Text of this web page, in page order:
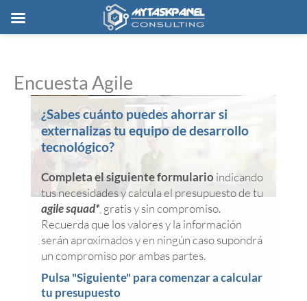
Encuesta Agile
¿Sabes cuánto puedes ahorrar si
externalizas tu equipo de desarrollo
tecnológico?
Completa el siguiente formulario indicando
tus necesidades y calcula el presupuesto de tu
agile squad*, gratis y sin compromiso.
Recuerda que los valores y la información
serán aproximados y en ningún caso supondrá
un compromiso por ambas partes.
Pulsa "Siguiente" para comenzar a calcular
tu presupuesto